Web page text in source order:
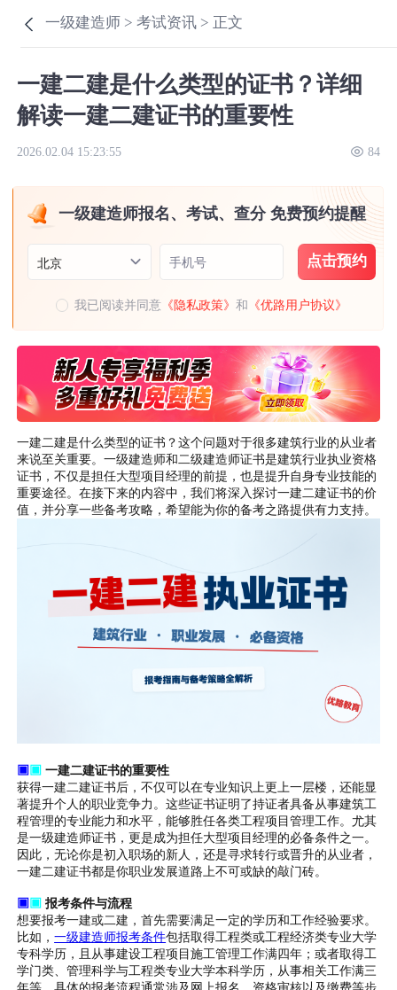
一级建造师 >考试资讯 > 正文
一建二建是什么类型的证书？详细
解读一建二建证书的重要性
2026.02.04 15:23:55 84
一级建造师报名、考试、查分 免费预约提醒
北京 手机号 点击预约
我已阅读并同意 《隐私政策》和 《优路用户协议》
一建二建是什么类型的证书？这个问题对于很多建筑行业的从业者
来说至关重要。一级建造师和二级建造师证书是建筑行业执业资格
证书，不仅是担任大型项目经理的前提，也是提升自身专业技能的
重要途径。在接下来的内容中，我们将深入探讨一建二建证书的价
值，并分享一些备考攻略，希望能为你的备考之路提供有力支持。
▣ ▣ 一建二建证书的重要性
获得一建二建证书后，不仅可以在专业知识上更上一层楼，还能显
著提升个人的职业竞争力。这些证书证明了持证者具备从事建筑工
程管理的专业能力和水平，能够胜任各类工程项目管理工作。尤其
是一级建造师证书，更是成为担任大型项目经理的必备条件之一。
因此，无论你是初入职场的新人，还是寻求转行或晋升的从业者，
一建二建证书都是你职业发展道路上不可或缺的敲门砖。
▣ ▣ 报考条件与流程
想要报考一建或二建，首先需要满足一定的学历和工作经验要求。
比如，一级建造师报考条件包括取得工程类或工程经济类专业大学
专科学历，且从事建设工程项目施工管理工作满四年；或者取得工
学门类、管理科学与工程类专业大学本科学历，从事相关工作满三